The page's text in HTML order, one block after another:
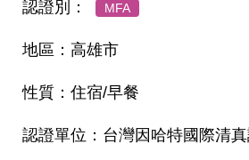
MFA
高雄市
住宿/早餐
台灣因哈特國際清